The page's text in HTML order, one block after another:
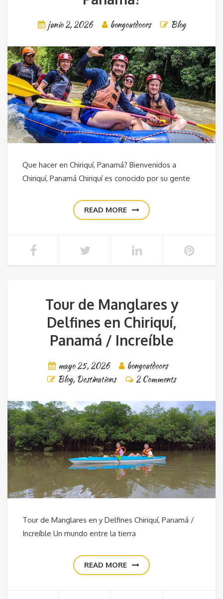
junio 2, 2026 bongoutdoors Blog
Que hacer en Chiriquí, Panamá? Bienvenidos a
Chiriquí, Panamá Chiriquí es conocido por su gente
READ MORE
Tour de Manglares y
Delfines en Chiriquí,
Panamá / Increíble
mayo 25, 2026
bongoutdoors
Blog, Destinations 2 Comments
Tour de Manglares en y Delfines Chiriquí, Panamá /
Increíble Un mundo entre la tierra
READ MORE